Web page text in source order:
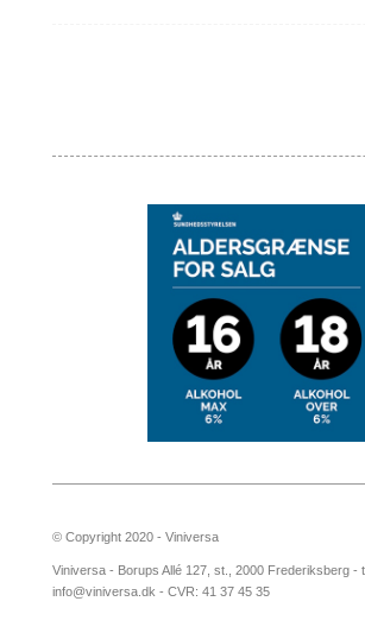
© Copyright 2020 - Viniversa
Viniversa - Borups Allé 127, st., 2000 Frederiksberg -
info@viniversa.dk - CVR: 41 37 45 35